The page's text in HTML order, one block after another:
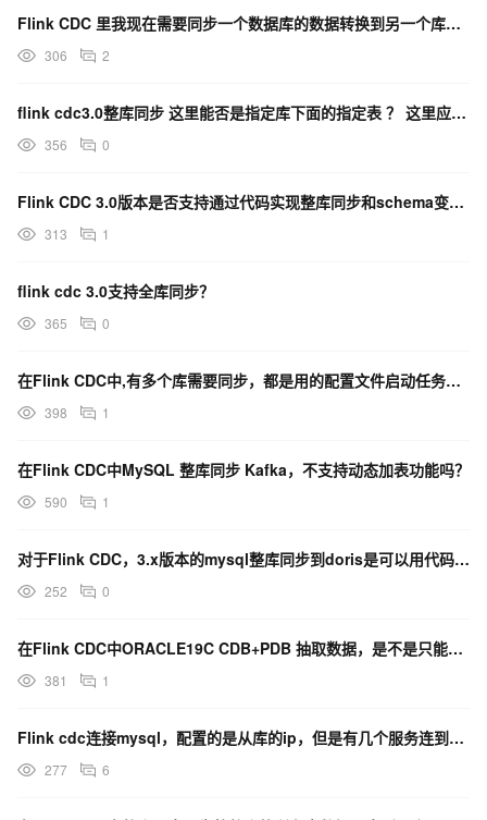
Flink CDC 里我现在需要同步一个数据库的数据转换到另一个库需要怎么做？
306 2
flink cdc3.0整库同步 这里能否是指定库下面的指定表 ？ 这里应该怎么写配置呀？
356 0
Flink CDC 3.0版本是否支持通过代码实现整库同步和schema变更功能？
313 1
flink cdc 3.0支持全库同步？
365 0
在Flink CDC中,有多个库需要同步，都是用的配置文件启动任务的?
398 1
在Flink CDC中MySQL 整库同步 Kafka，不支持动态加表功能吗？
590 1
对于Flink CDC，3.x版本的mysql整库同步到doris是可以用代码编写吗？
252 0
在Flink CDC中ORACLE19C CDB+PDB 抽取数据，是不是只能从主库去抽取？
381 1
Flink cdc连接mysql，配置的是从库的ip，但是有几个服务连到了从库，这种情况是什么原因？
277 6